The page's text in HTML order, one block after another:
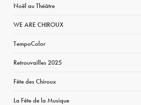
Noël au Théâtre
WE ARE CHIROUX
TempoColor
Retrouvailles 2025
Fête des Chiroux
La Fête de la Musique